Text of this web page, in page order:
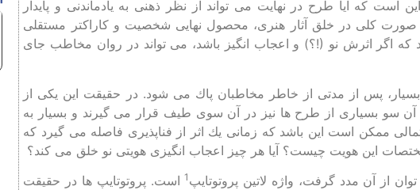
است كه آيا طرح در نهايت می ‌تواند از نظر ذهنی به‌ يادماندنی و پايدار
صورت كلی در خلق آثار هنری، محصول نهايی شخصيت و كاراكتر مستقلی
كه اگر اثرش نو (!؟) و اعجاب ‌انگيز باشد، می تواند در روان مخاطب جای
بسيار، پس از مدتی از خاطر مخاطبان پاك می ‌شود. در حقيقت اين يكی از
سو بسياری از طرح‌ ها نيز در آن سوی طيف قرار می ‌گيرند و بسيار به
ممكن است اين باشد كه زمانی يك اثر از فناپذيری فاصله می گيرد كه
اين هويت چيست؟ آيا هر چيز اعجاب ‌انگيزی هويتی نو خلق می ‌كند؟
از آن مدد گرفت، واژه لاتين پروتوتايپ 1است. پروتوتايپ ها در حقيقت